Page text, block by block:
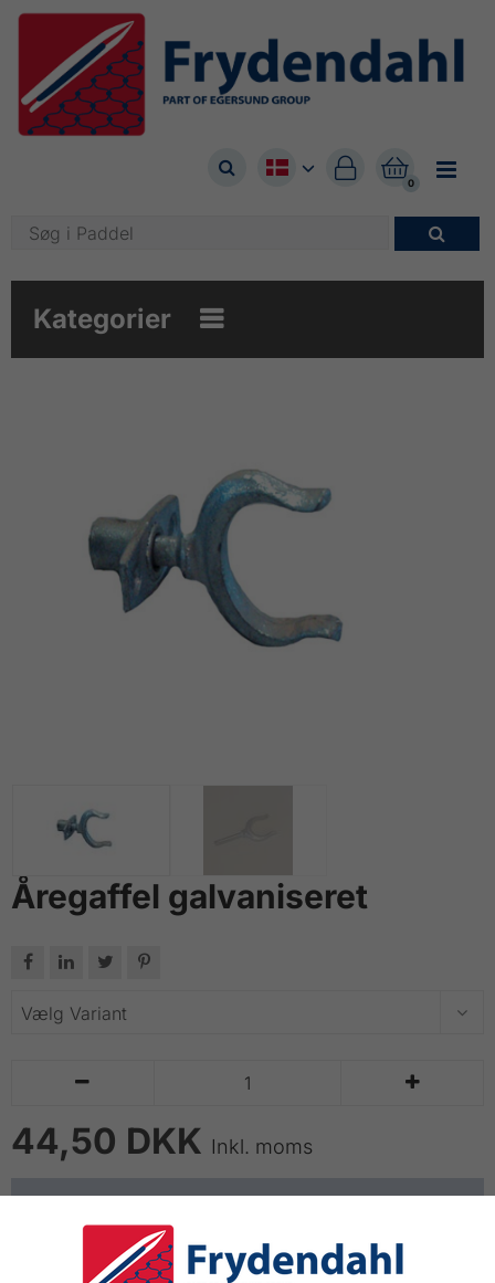


0


Kategorier 
Åregaffel galvaniseret
   
 
44,50 DKK Inkl. moms